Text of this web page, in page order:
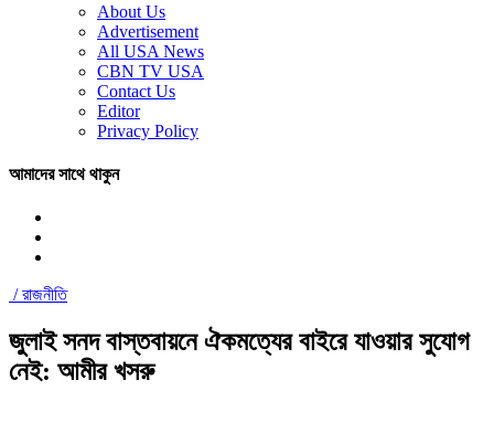
About Us
Advertisement
All USA News
CBN TV USA
Contact Us
Editor
Privacy Policy
আমাদের সাথে থাকুন
/রাজনীতি
জুলাই সনদ বাস্তবায়নে ঐকমত্যের বাইরে যাওয়ার সুযোগ
নেই: আমীর খসরু